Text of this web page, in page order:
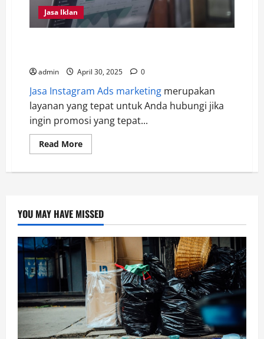
Jasa Iklan
admin April 30, 2025 0
Jasa Instagram Ads marketing merupakan
layanan yang tepat untuk Anda hubungi jika
ingin promosi yang tepat...
Read MoreRead
more
Tips
Memilih
Jasa
Instagram
Ads
YOU MAY HAVE MISSED